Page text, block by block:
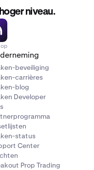
niveau.
beveiliging
carrières
blog
Developer
status
Center
Prop Trading